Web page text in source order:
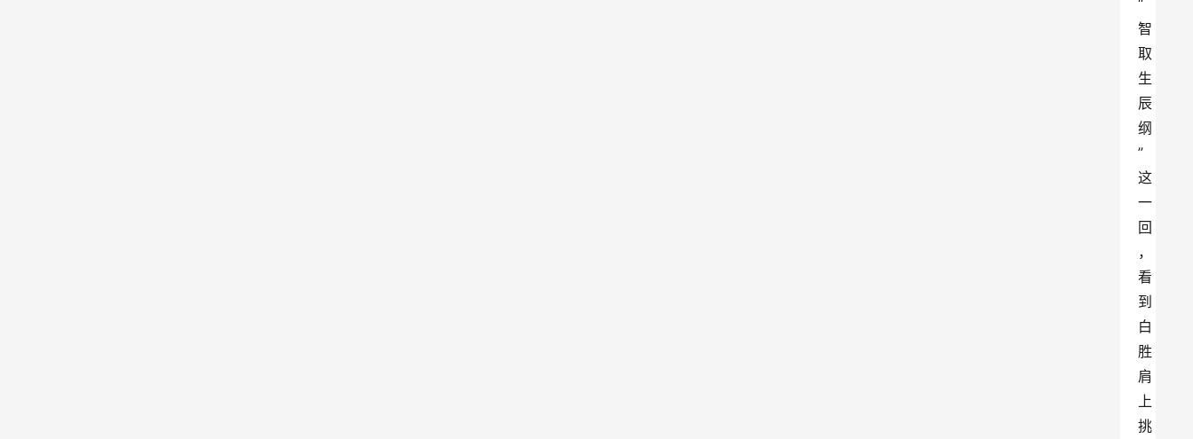
“
智
取
生
辰
纲
”
这
一
回
，
看
到
白
胜
肩
上
挑